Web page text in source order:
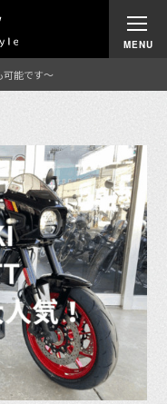
可能です〜